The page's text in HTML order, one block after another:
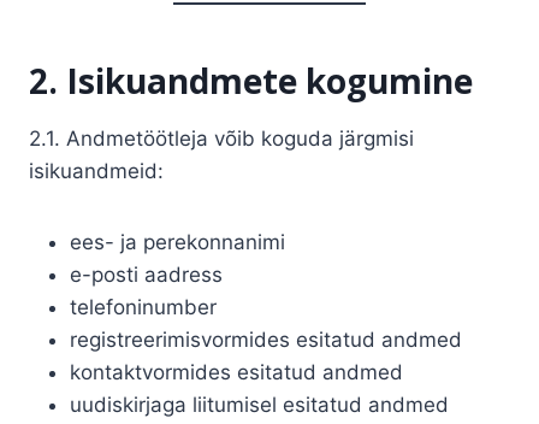
2. Isikuandmete kogumine
2.1. Andmetöötleja võib koguda järgmisi
isikuandmeid:
ees- ja perekonnanimi
e-posti aadress
telefoninumber
registreerimisvormides esitatud andmed
kontaktvormides esitatud andmed
uudiskirjaga liitumisel esitatud andmed